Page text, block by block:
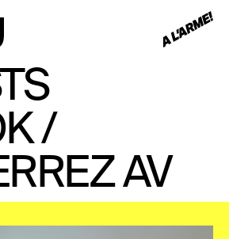
/
AV